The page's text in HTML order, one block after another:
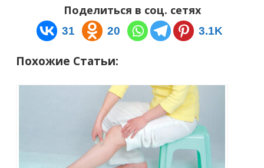
Поделиться в соц. сетях
31 20 3.1K
Похожие Статьи: